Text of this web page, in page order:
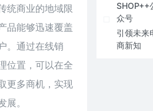
统商业的地域限
品能够迅速覆盖
。通过在线销
位置，可以在全
更多商机，实现
。
SHOP++
众号
引领未来
商新知